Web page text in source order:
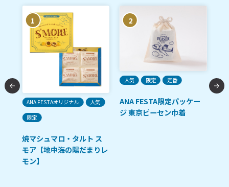
1
ANA FESTAオリジナル
人気
限定
焼マシュマロ・タルト ス
モア【地中海の陽だまりレ
モン】
2
人気 限定 定番
ANA FESTA限定パッケー
ジ 東京ピーセン巾着